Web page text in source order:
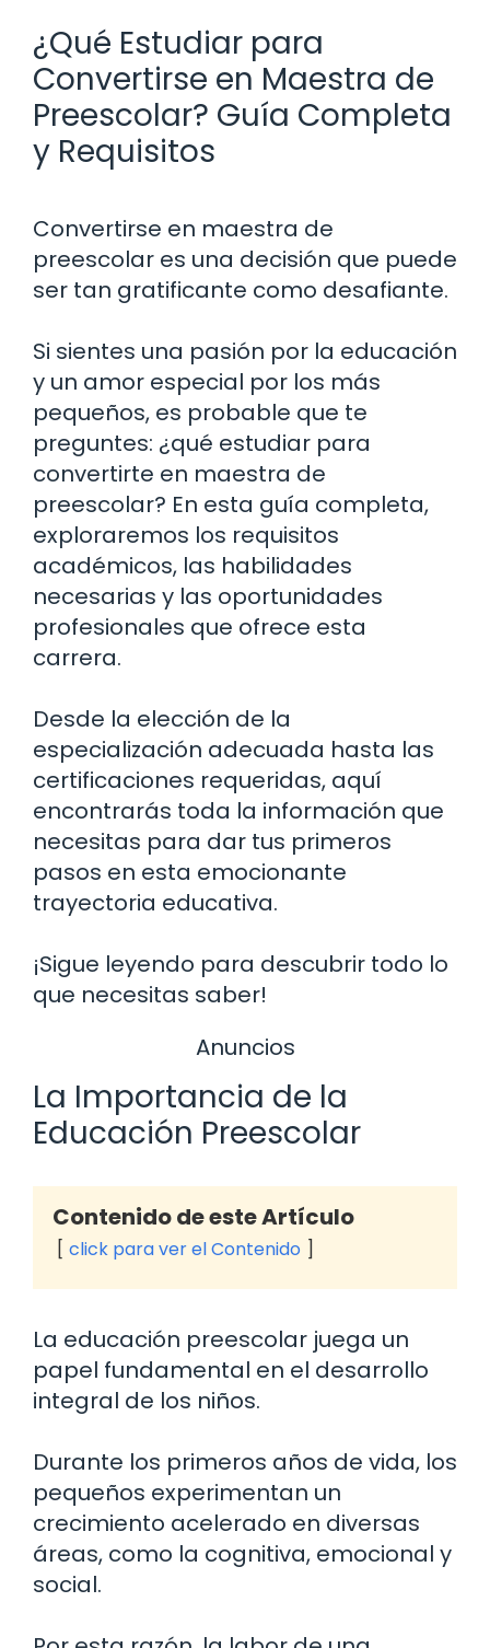
¿Qué Estudiar para
Convertirse en Maestra de
Preescolar? Guía Completa
y Requisitos
Convertirse en maestra de
preescolar es una decisión que puede
ser tan gratificante como desafiante.
Si sientes una pasión por la educación
y un amor especial por los más
pequeños, es probable que te
preguntes: ¿qué estudiar para
convertirte en maestra de
preescolar? En esta guía completa,
exploraremos los requisitos
académicos, las habilidades
necesarias y las oportunidades
profesionales que ofrece esta
carrera.
Desde la elección de la
especialización adecuada hasta las
certificaciones requeridas, aquí
encontrarás toda la información que
necesitas para dar tus primeros
pasos en esta emocionante
trayectoria educativa.
¡Sigue leyendo para descubrir todo lo
que necesitas saber!
Anuncios
La Importancia de la
Educación Preescolar
Contenido de este Artículo
click para ver el Contenido
La educación preescolar juega un
papel fundamental en el desarrollo
integral de los niños.
Durante los primeros años de vida, los
pequeños experimentan un
crecimiento acelerado en diversas
áreas, como la cognitiva, emocional y
social.